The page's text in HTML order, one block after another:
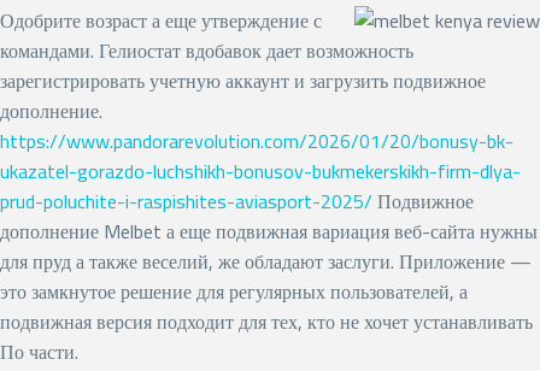
Одобрите возраст а еще утверждение с
командами. Гелиостат вдобавок дает возможность
зарегистрировать учетную аккаунт и загрузить подвижное
дополнение.
https://www.pandorarevolution.com/2026/01/20/bonusy-bk-
ukazatel-gorazdo-luchshikh-bonusov-bukmekerskikh-firm-dlya-
prud-poluchite-i-raspishites-aviasport-2025/Подвижное
дополнение Melbet а еще подвижная вариация веб-сайта нужны
для пруд а также веселий, же обладают заслуги. Приложение —
это замкнутое решение для регулярных пользователей, а
подвижная версия подходит для тех, кто не хочет устанавливать
По части.